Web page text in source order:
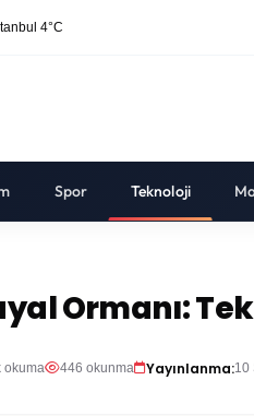
4°C
Spor Teknoloji
Ormanı:
okuma 446 okunma Yayınlanma:10